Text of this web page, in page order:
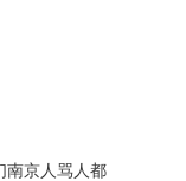
南京人骂人都